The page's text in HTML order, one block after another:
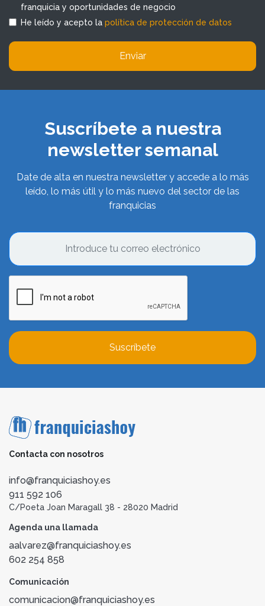
franquicia y oportunidades de negocio
He leído y acepto la política de protección de datos
Enviar
Suscríbete a nuestra
newsletter semanal
Date de alta en nuestra newsletter y accede a lo más
leído, lo más útil y lo más nuevo del sector de las
franquicias
Suscríbete
Contacta con nosotros
info@franquiciashoy.es
911 592 106
C/Poeta Joan Maragall 38 - 28020 Madrid
Agenda una llamada
aalvarez@franquiciashoy.es
602 254 858
Comunicación
comunicacion@franquiciashoy.es